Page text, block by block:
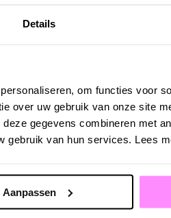
Details
om functies voor
over uw gebruik van onze site
gegevens combineren met
gebruik van hun services. Lees
Aanpassen